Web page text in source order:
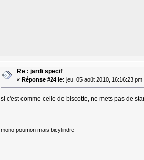
Re : jardi specif
« Réponse #24 le: jeu. 05 août 2010, 16:16:23 pm
si c'est comme celle de biscotte, ne mets pas de
mono poumon mais bicylindre